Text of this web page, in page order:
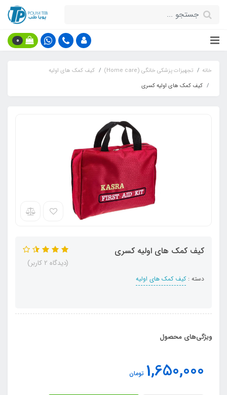
0
خانه تجهیزات پزشکی خانگی (Home care)
کیف کمک های اولیه
کیف کمک های اولیه کسری
کیف کمک های اولیه کسری
دسته :کیف کمک های اولیه
(دیدگاه 2 کاربر)
ویژگی‌های محصول
1,650,000 تومان